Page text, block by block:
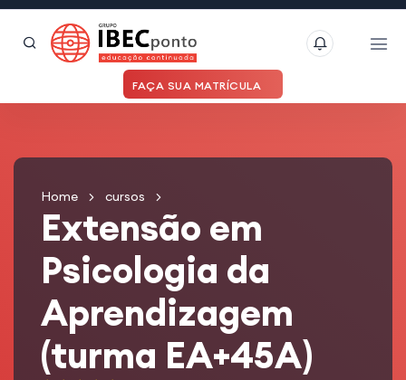
FAÇA SUA MATRÍCULA
Home cursos
Extensão em
Psicologia da
Aprendizagem
(turma EA+45A)